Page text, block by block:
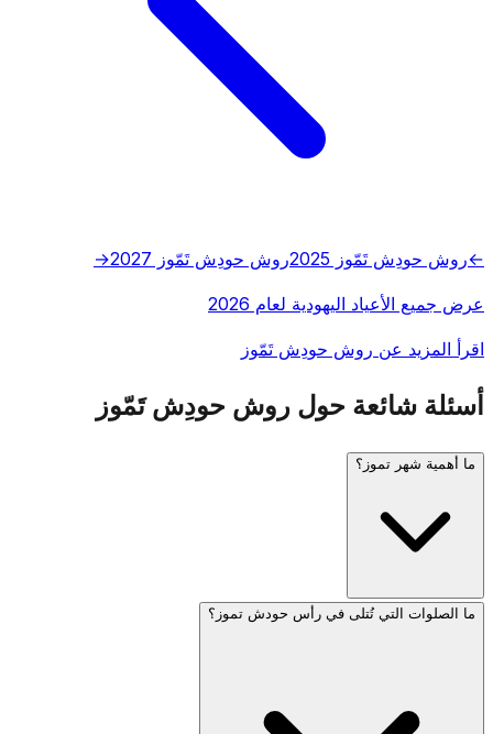
←روش حودِش تَمّوز 2025 روش حودِش تَمّوز 2027 →
عرض جميع الأعياد اليهودية لعام 2026
اقرأ المزيد عن روش حودِش تَمّوز
أسئلة شائعة حول روش حودِش تَمّوز
ما أهمية شهر تموز؟
تموز شهر مرتبط بالحداد. السابع عشر من تموز هو يوم صيام يُحيي
الذهب وتحطيم موسى للوحين الأولين خلال هذا الشهر.
ما الصلوات التي تُتلى في رأس حودش تموز؟